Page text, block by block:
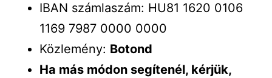
IBAN számlaszám: HU81 1620 0106
1169 7987 0000 0000
Közlemény: Botond
Ha más módon segítenél, kérjük,